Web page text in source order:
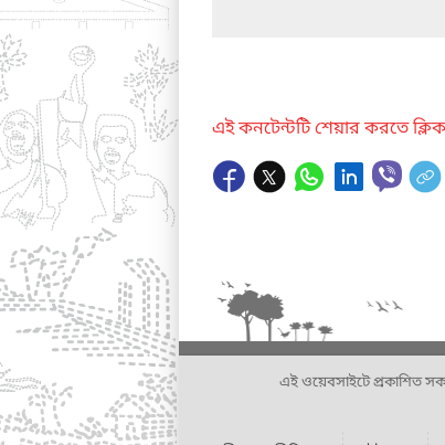
এই কনটেন্টটি শেয়ার করতে
এই ওয়েবসাইটে প্রকাশিত সকল